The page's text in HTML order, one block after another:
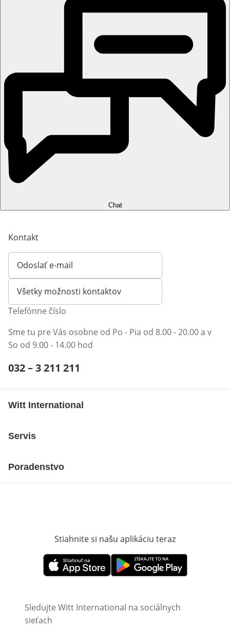
Chat
Kontakt
Odoslať e-mail
Otvorí e-mailového klienta
Všetky možnosti kontaktov
Telefónne číslo
Sme tu pre Vás osobne od Po - Pia od 8.00 - 20.00 a v
So od 9.00 - 14.00 hod
Telefónne číslo:
032 – 3 211 211
Witt International
Servis
Poradenstvo
Stiahnite si našu aplikáciu teraz
Otvorí sa vnovom okneOtvorí sa vnovom okne
Sledujte Witt International na sociálnych
sieťach